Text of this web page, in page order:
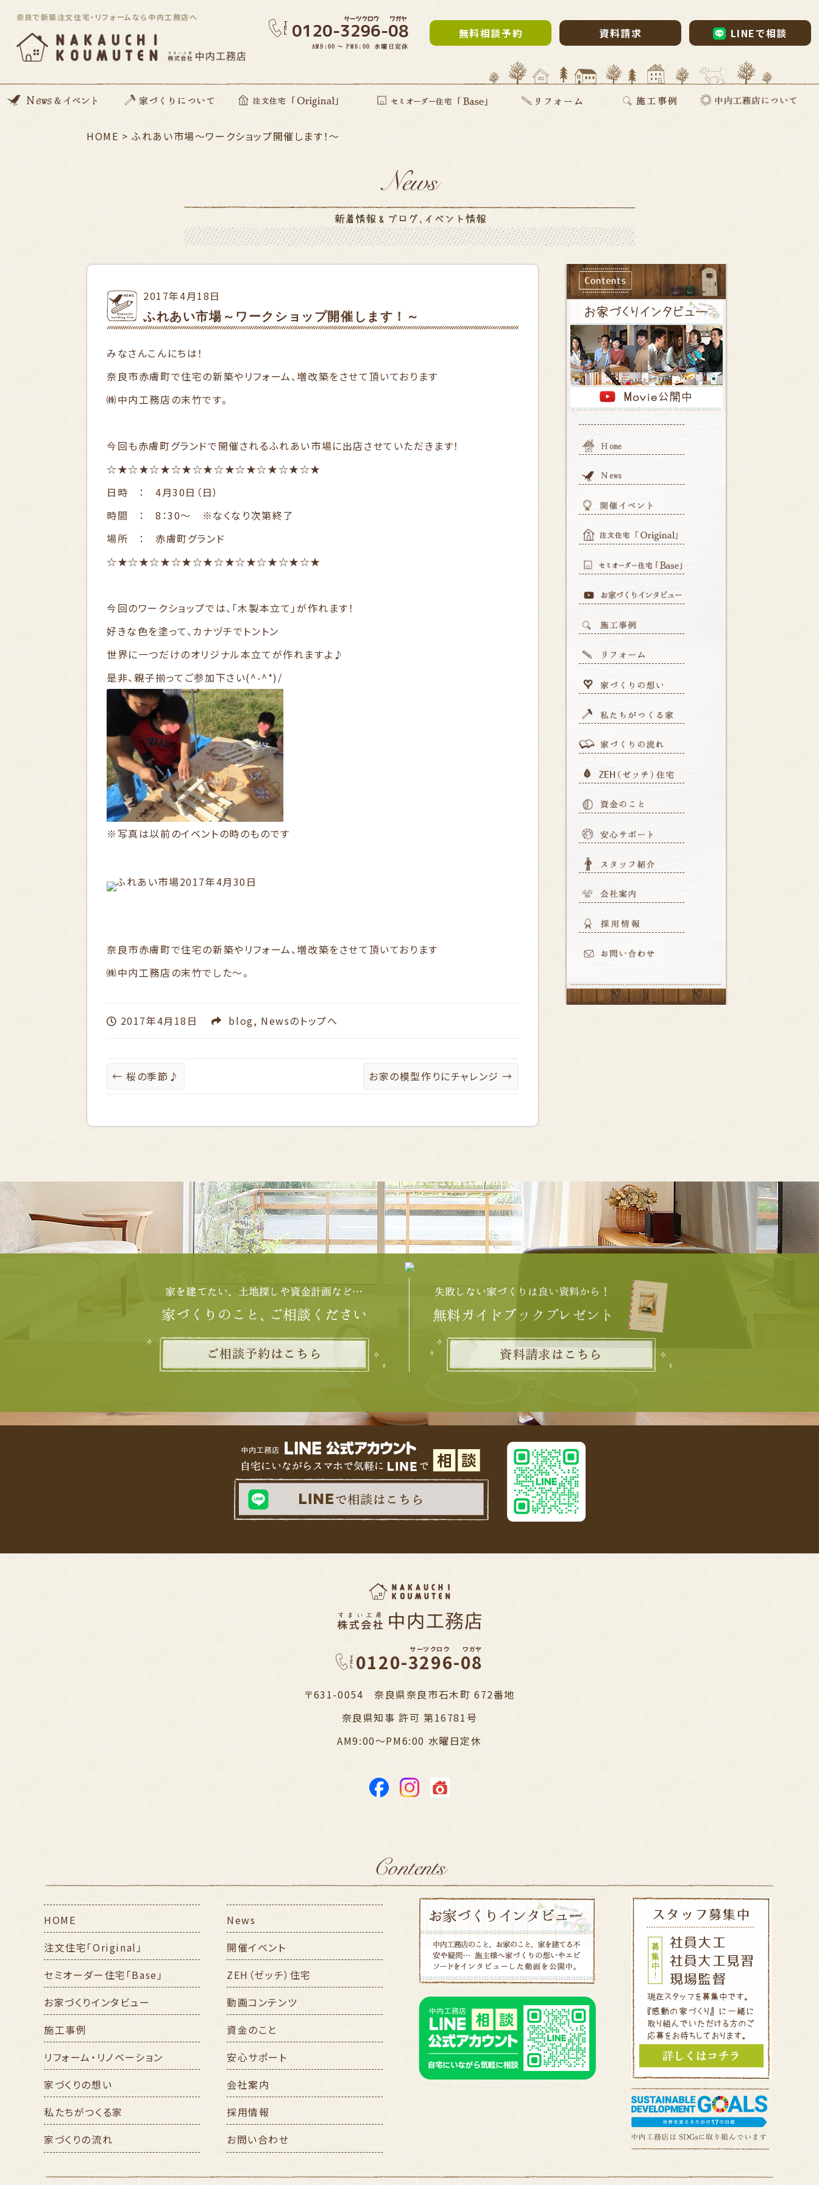
奈良で新築注文住宅・リフォームなら中内工務店へ
無料相談予約 資料請求 LINEで相談
住んでる住まい見学会 家づくりの想い
動画コンテンツ
私たちがつくる家
家づくりの流れ
ZEH住宅
SDGsへの取り組み
資金のこと
安心サポート 注文住宅「Original」
平屋住宅
HOME >ふれあい市場～ワークショップ開催します！～
2017年4月18日
ふれあい市場～ワークショップ開催します！～
みなさんこんにちは！
奈良市赤膚町で住宅の新築やリフォーム、増改築をさせて頂いております
㈱中内工務店の末竹です。
今回も赤膚町グランドで開催されるふれあい市場に出店させていただきます！
☆★☆★☆★☆★☆★☆★☆★☆★☆★☆★
日時 ： 4月30日（日）
時間 ： 8：30～ ※なくなり次第終了
場所 ： 赤膚町グランド
☆★☆★☆★☆★☆★☆★☆★☆★☆★☆★
今回のワークショップでは、「木製本立て」が作れます！
好きな色を塗って、カナヅチでトントン
世界に一つだけのオリジナル本立てが作れますよ♪
是非、親子揃ってご参加下さい(^-^*)/
※写真は以前のイベントの時のものです
奈良市赤膚町で住宅の新築やリフォーム、増改築をさせて頂いております
㈱中内工務店の末竹でした～。
2017年4月18日 blog, Newsのトップへ
← 桜の季節♪ お家の模型作りにチャレンジ→
0120-3296-08
サーツクロウ ワガヤ
〒631-0054 奈良県奈良市石木町 672番地
奈良県知事 許可 第16781号
AM9:00～PM6:00 水曜日定休
HOME
注文住宅「Original」
セミオーダー住宅「Base」
お家づくりインタビュー
施工事例
リフォーム・リノベーション
家づくりの想い
私たちがつくる家
家づくりの流れ
News
開催イベント
ZEH（ゼッチ）住宅
動画コンテンツ
資金のこと
安心サポート
会社案内
採用情報
お問い合わせ